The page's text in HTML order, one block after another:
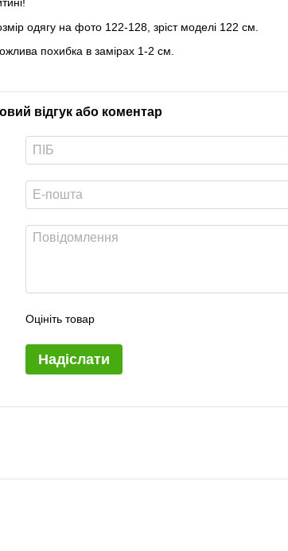
одягу на фото 122-128, зріст моделі 122 см.
похибка в замірах 1-2 см.
відгук або коментар
Оцініть товар
Надіслати